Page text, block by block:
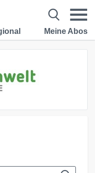
Meine Abos